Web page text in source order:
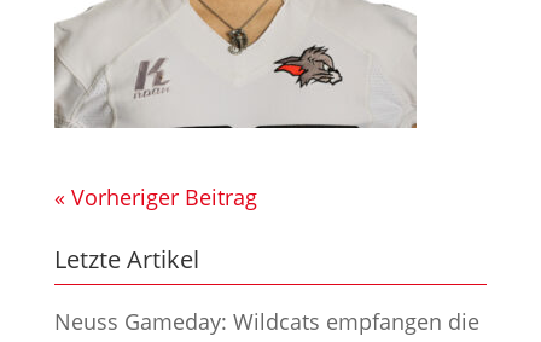
« Vorheriger Beitrag
Letzte Artikel
Neuss Gameday: Wildcats empfangen die